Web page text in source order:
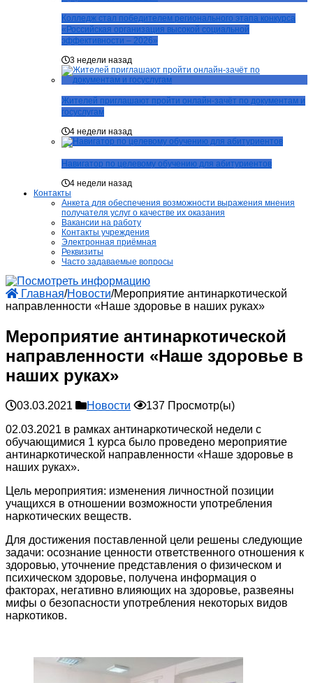
Колледж стал победителем регионального этапа конкурса
«Российская организация высокой социальной
эффективности – 2026»
3 недели назад
Жителей приглашают пройти онлайн-зачёт по документам и
госуслугам
4 недели назад
Навигатор по целевому обучению для абитуриентов
4 недели назад
Контакты
Анкета для обеспечения возможности выражения мнения
получателя услуг о качестве их оказания
Вакансии на работу
Контакты учреждения
Электронная приёмная
Реквизиты
Часто задаваемые вопросы
Главная/Новости/Мероприятие антинаркотической
направленности «Наше здоровье в наших руках»
Мероприятие антинаркотической
направленности «Наше здоровье в
наших руках»
03.03.2021 Новости
137 Просмотр(ы)
02.03.2021 в рамках антинаркотической недели с
обучающимися 1 курса было проведено мероприятие
антинаркотической направленности «Наше здоровье в
наших руках».
Цель мероприятия: изменения личностной позиции
учащихся в отношении возможности употребления
наркотических веществ.
Для достижения поставленной цели решены следующие
задачи: осознание ценности ответственного отношения к
здоровью, уточнение представления о физическом и
психическом здоровье, получена информация о
факторах, негативно влияющих на здоровье, развеяны
мифы о безопасности употребления некоторых видов
наркотиков.